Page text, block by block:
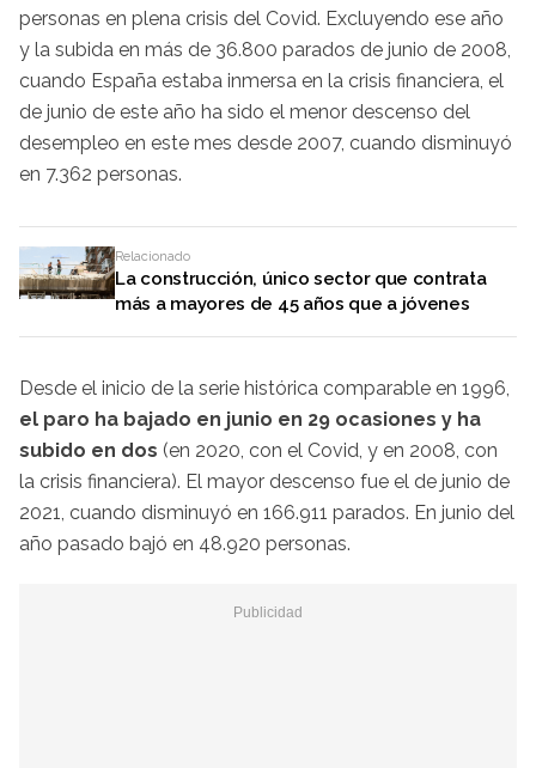
personas en plena crisis del Covid. Excluyendo ese año
y la subida en más de 36.800 parados de junio de 2008,
cuando España estaba inmersa en la crisis financiera, el
de junio de este año ha sido el menor descenso del
desempleo en este mes desde 2007, cuando disminuyó
en 7.362 personas.
Relacionado
La construcción, único sector que contrata
más a mayores de 45 años que a jóvenes
Desde el inicio de la serie histórica comparable en 1996,
el paro ha bajado en junio en 29 ocasiones y ha
subido en dos (en 2020, con el Covid, y en 2008, con
la crisis financiera). El mayor descenso fue el de junio de
2021, cuando disminuyó en 166.911 parados. En junio del
año pasado bajó en 48.920 personas.